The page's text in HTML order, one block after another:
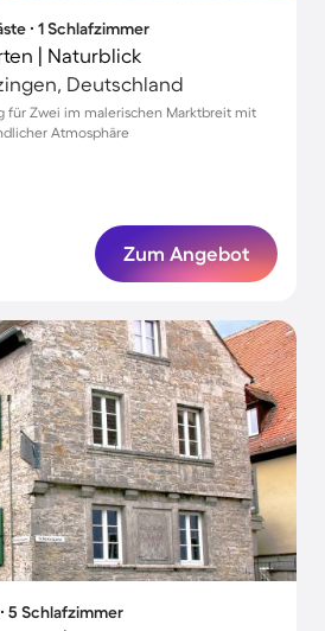
∙ 1 Schlafzimmer
| Naturblick
Deutschland
für Zwei im malerischen Marktbreit mit
Atmosphäre
Zum Angebot
5 Schlafzimmer